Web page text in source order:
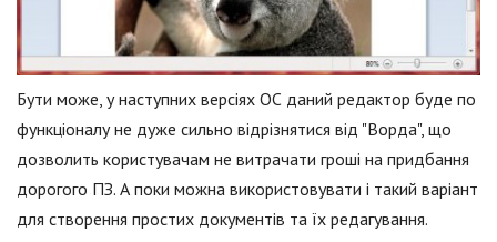
Бути може, у наступних версіях ОС даний редактор буде по
функціоналу не дуже сильно відрізнятися від "Ворда", що
дозволить користувачам не витрачати гроші на придбання
дорогого ПЗ. А поки можна використовувати і такий варіант
для створення простих документів та їх редагування.